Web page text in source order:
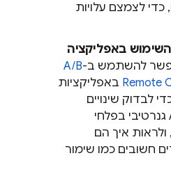
לצמצם עלויות
באפליקציה
להשתמש ב-A/B
Remote באפליקציות
לבדוק שינויים
בפרמטרים של AI גנרטיבי בפלחי
איך הם
חשובים כמו שימור